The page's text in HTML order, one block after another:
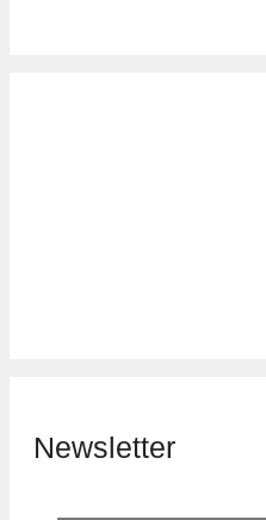
Newsletter